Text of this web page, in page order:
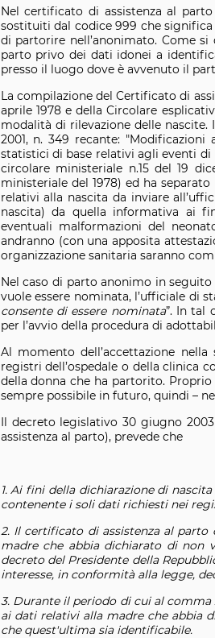
Nel certificato di assistenza al
sostituiti dal codice 999 che significa
di partorire nell’anonimato. Come
parto privo dei dati idonei a
presso il luogo dove è avvenuto il
La compilazione del Certificato di
aprile 1978 e della Circolare
modalità di rilevazione delle
2001, n. 349 recante:
statistici di base relativi agli eventi
circolare ministeriale n.15 del 19
ministeriale del 1978) ed ha
relativi alla nascita da inviare
nascita) da quella informativa ai
eventuali malformazioni del
andranno (con una apposita
organizzazione sanitaria saranno
Nel caso di parto anonimo in
vuole essere nominata, l’ufficiale di
consente di essere nominata”. In tal
per l’avvio della procedura di
Al momento dell’accettazione
registri dell’ospedale o della clinica
della donna che ha partorito.
sempre possibile in futuro, quindi –
Il decreto legislativo 30 giugno
assistenza al parto), prevede che
1. Ai fini della dichiarazione di
contenente i soli dati richiesti nei
2. Il certificato di assistenza al
madre che abbia dichiarato di non
decreto del Presidente della
interesse, in conformità alla legge,
3. Durante il periodo di cui al
ai dati relativi alla madre che abbia
che quest'ultima sia identificabile.